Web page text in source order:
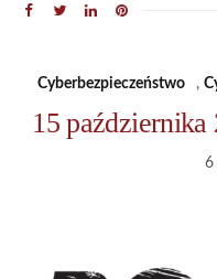
Cyberbezpieczeństwo ,
15 października
6